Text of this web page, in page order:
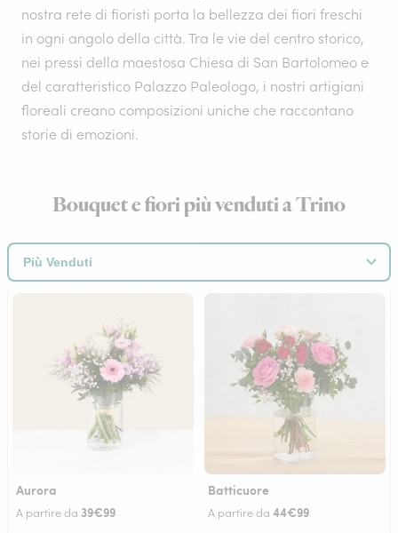
nostra rete di fioristi porta la bellezza dei fiori freschi
in ogni angolo della città. Tra le vie del centro storico,
nei pressi della maestosa Chiesa di San Bartolomeo e
del caratteristico Palazzo Paleologo, i nostri artigiani
floreali creano composizioni uniche che raccontano
storie di emozioni.
Bouquet e fiori più venduti a Trino
Aurora
A partire da 39€99
Batticuore
A partire da 44€99